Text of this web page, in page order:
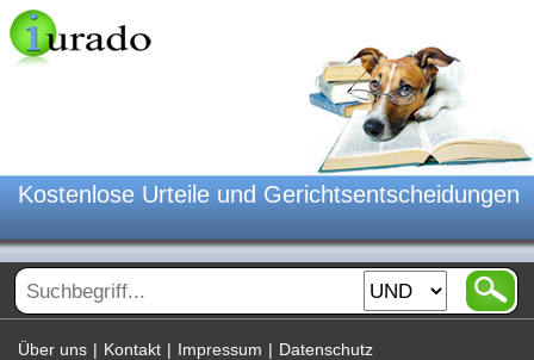
Kostenlose Urteile und Gerichtsentscheidungen
Über uns | Kontakt | Impressum | Datenschutz